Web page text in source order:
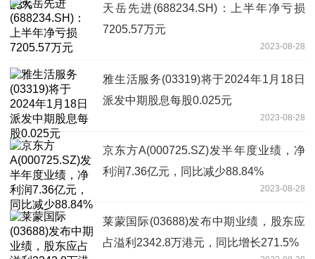
天岳先进(688234.SH)：上半年净亏损
7205.57万元
2023-08-28
雅生活服务(03319)将于2024年1月18日
派发中期股息每股0.025元
2023-08-28
京东方A(000725.SZ)发半年度业绩，净
利润7.36亿元，同比减少88.84%
2023-08-28
莱蒙国际(03688)发布中期业绩，股东应
占溢利2342.8万港元，同比增长271.5%